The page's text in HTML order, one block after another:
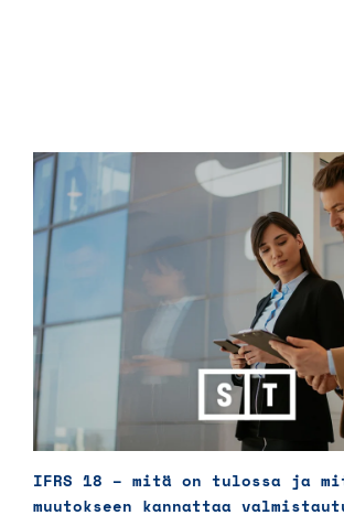
IFRS 18 – mitä on tulossa ja
muutokseen kannattaa